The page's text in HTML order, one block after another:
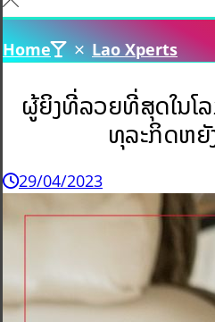
Home Lao Xperts
ຜູ້ຍິງທີ່ລວຍທີ່ສຸດໃນໂລ
ທຸລະກິດຫຍັ
29/04/2023